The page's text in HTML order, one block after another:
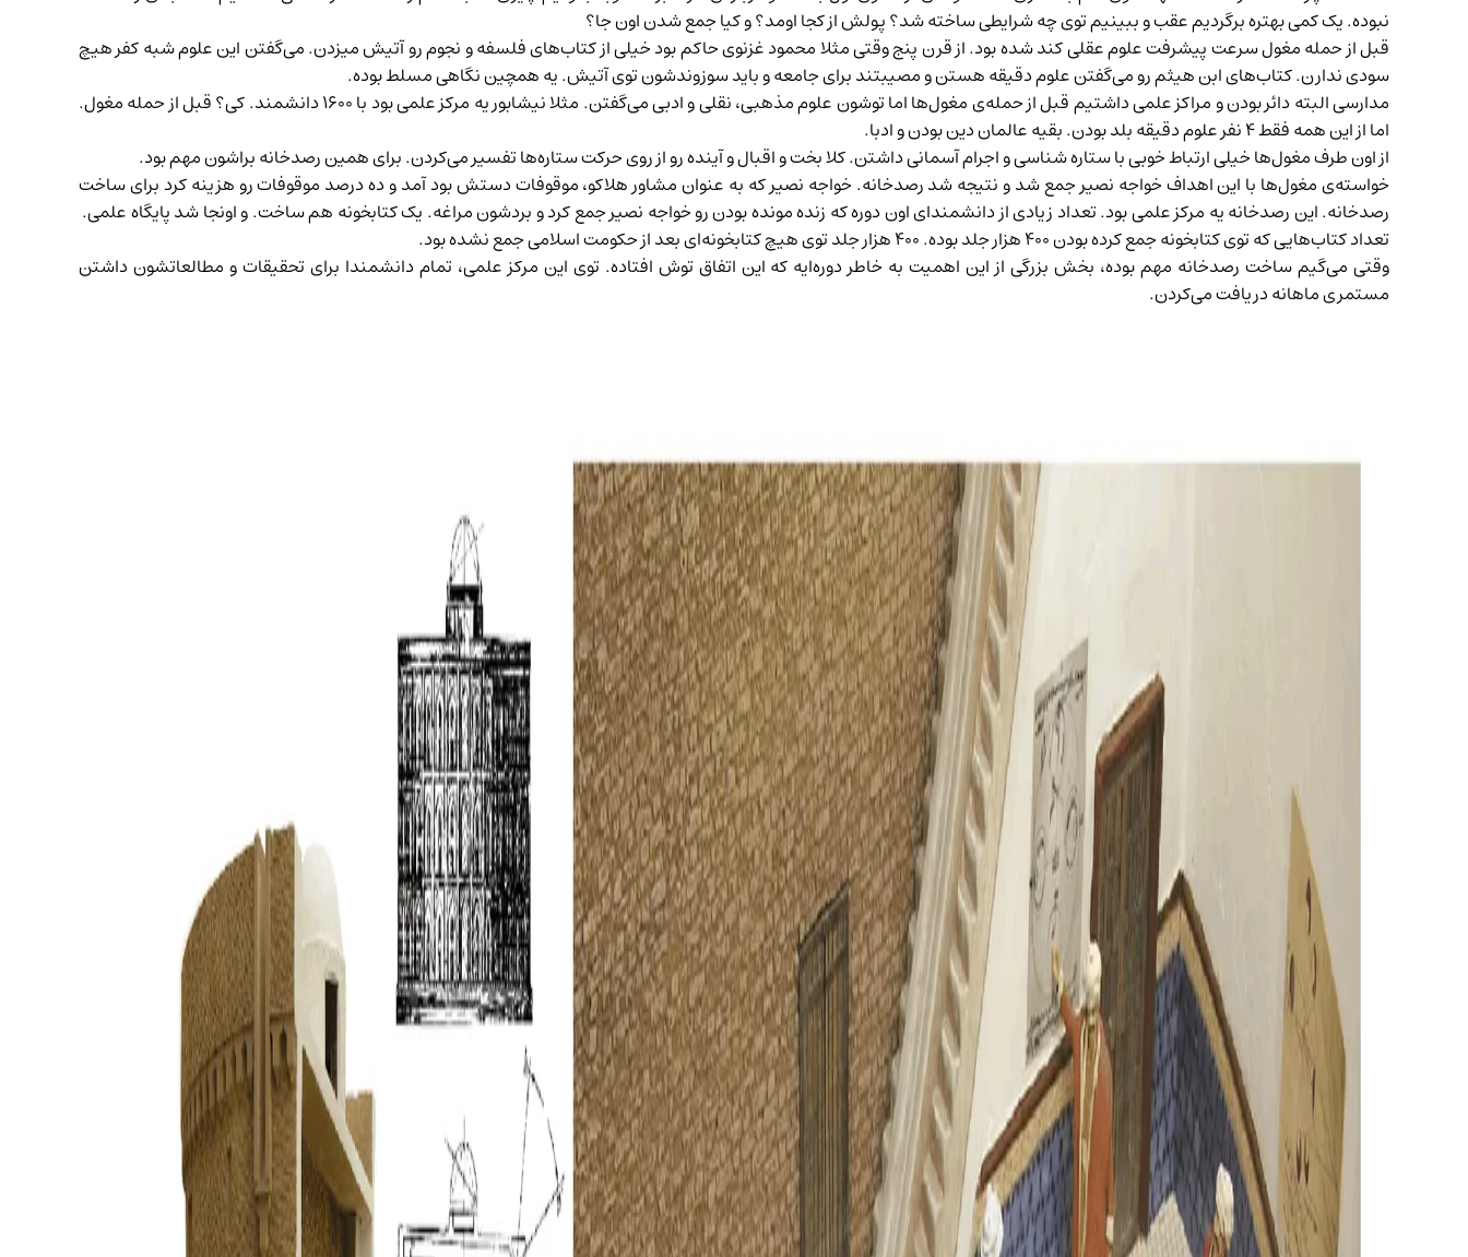
نبوده. یک کمی بهتره برگردیم عقب و ببینیم توی چه شرایطی ساخته شد؟ پولش از کجا اومد؟ و کیا جمع شدن اون جا؟
قبل از حمله مغول سرعت پیشرفت علوم عقلی کند شده بود. از قرن پنج وقتی مثلا محمود غزنوی حاکم بود خیلی از کتاب‌های فلسفه و نجوم رو آتیش میزدن. می‌گفتن این علوم شبه کفر هیچ
سودی ندارن. کتاب‌هایابن هیثمرو می‌گفتن علوم دقیقه‌ هستن و مصیبتند برای جامعه و باید سوزوندشون توی آتیش. یه همچین نگاهی مسلط بوده.
مدارسی البته دائر بودن و مراکز علمی داشتیم قبل از حمله‌ی مغول‌ها اما توشون علوم مذهبی، نقلی و ادبی می‌گفتن. مثلا نیشابور یه مرکز علمی بود با ۱۶۰۰ دانشمند. کی؟ قبل از حمله مغول.
اما از این همه فقط ۴ نفر علوم دقیقه بلد بودن. بقیه عالمان دین بودن و ادبا.
از اون طرف مغول‌ها خیلی ارتباط خوبی با ستاره شناسی و اجرام آسمانی داشتن. کلا بخت و اقبال و آینده رو از روی حرکت ستاره‌ها تفسیر می‌کردن. برای همین رصدخانه براشون مهم بود.
خواسته‌ی مغول‌ها با این اهداف خواجه نصیر جمع شد و نتیجه شد رصدخانه. خواجه نصیر که به عنوان مشاور هلاکو، موقوفات دستش بود آمد و ده‌ درصد موقوفات رو هزینه کرد برای ساخت
رصدخانه. این رصدخانه یه مرکز علمی بود. تعداد زیادی از دانشمندای اون دوره که زنده مونده بودن رو خواجه نصیر جمع کرد و بردشون مراغه. یک کتابخونه هم ساخت. و اونجا شد پایگاه علمی.
تعداد کتاب‌هایی که توی کتابخونه جمع کرده بودن ۴۰۰ هزار جلد بوده. ۴۰۰ هزار جلد توی هیچ کتابخونه‌‌ای بعد از حکومت اسلامی جمع نشده بود.
وقتی می‌گیم ساخت رصدخانه مهم بوده، بخش بزرگی از این اهمیت به خاطر دوره‌ایه که این اتفاق توش افتاده. توی این مرکز علمی، تمام دانشمندا برای تحقیقات و مطالعاتشون داشتن
مستمری ماهانه دریافت می‌کردن.